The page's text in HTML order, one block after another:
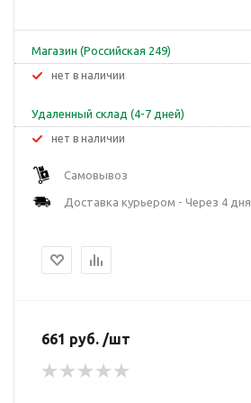
Магазин (Российская 249)
Нет в наличии
Удаленный склад (4-7 дней)
Нет в наличии
Самовывоз
Доставка курьером - Через 4 дня
661 руб. /шт